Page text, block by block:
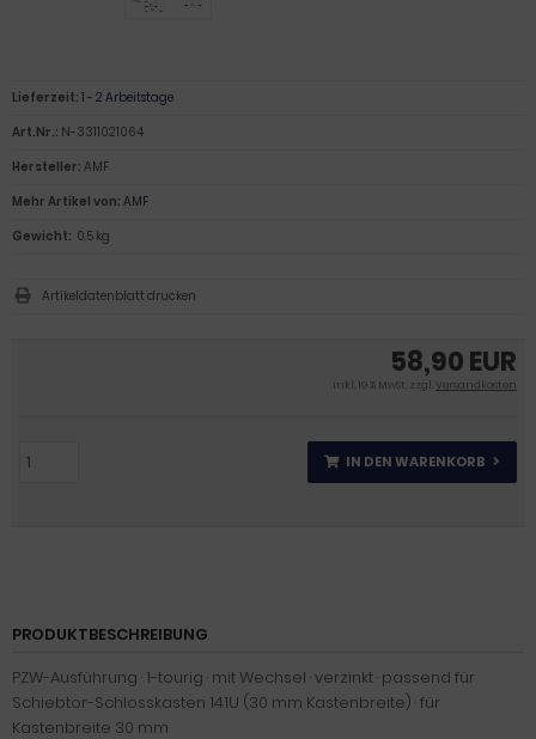
58,90 EUR
inkl. 19 % MwSt. zzgl.Versandkosten
IN DEN WARENKORB
Lieferzeit: 1 - 2 Arbeitstage
Art.Nr.: N-3311021064
Hersteller: AMF
Mehr Artikel von: AMF
Gewicht: 0.5 kg
Artikeldatenblatt drucken
PRODUKTBESCHREIBUNG
PZW-Ausführung · 1-tourig · mit Wechsel · verzinkt · passend für
Schiebtor-Schlosskasten 141U (30 mm Kastenbreite) · für
Kastenbreite 30 mm